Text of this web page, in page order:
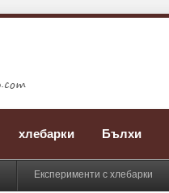
хлебарки Бълхи
Експерименти с хлебарки